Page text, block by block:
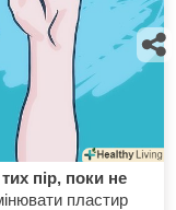
пір, поки не
пластир